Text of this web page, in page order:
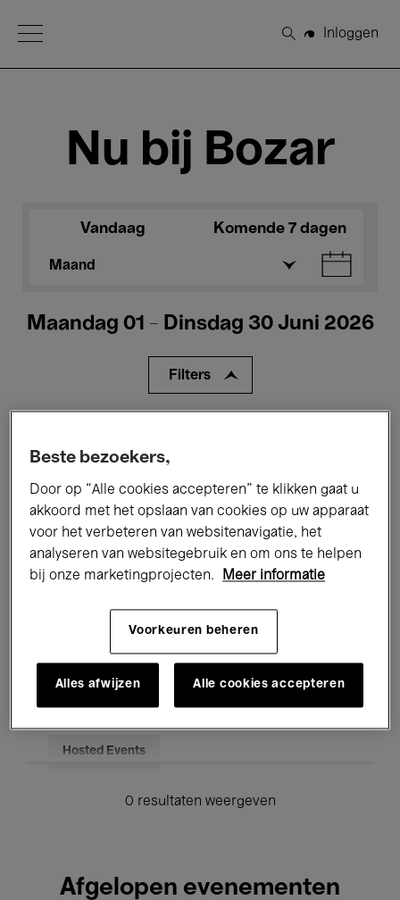
Open Menu
Zoeken
Inloggen
Nu bij Bozar
Vandaag Komende 7 dagen
Maand
Maandag 01 - Dinsdag 30 Juni 2026
Filters
Performances Lezingen & Debatten
Jazz Klassieke Muziek Global Music
Onderwijs Rondleidingen
Hosted Events
0 resultaten weergeven
Afgelopen evenementen
Beste bezoekers,
Door op “Alle cookies accepteren” te klikken gaat u
akkoord met het opslaan van cookies op uw apparaat
voor het verbeteren van websitenavigatie, het
analyseren van websitegebruik en om ons te helpen
bij onze marketingprojecten.
Meer informatie
Voorkeuren beheren
Alles afwijzen Alle cookies accepteren